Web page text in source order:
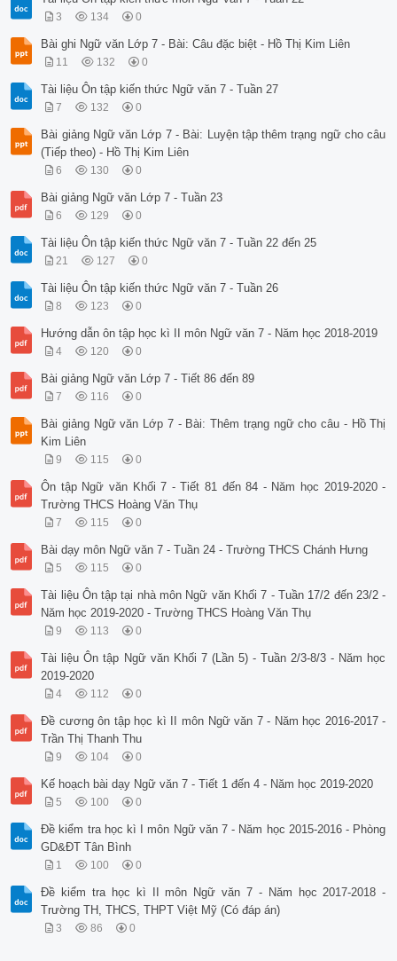
3 134 0
Bài ghi Ngữ văn Lớp 7 - Bài: Câu đặc biệt - Hồ Thị Kim Liên
11 132 0
Tài liệu Ôn tập kiến thức Ngữ văn 7 - Tuần 27
7 132 0
Bài giảng Ngữ văn Lớp 7 - Bài: Luyện tập thêm trạng ngữ cho câu
(Tiếp theo) - Hồ Thị Kim Liên
6 130 0
Bài giảng Ngữ văn Lớp 7 - Tuần 23
6 129 0
Tài liệu Ôn tập kiến thức Ngữ văn 7 - Tuần 22 đến 25
21 127 0
Tài liệu Ôn tập kiến thức Ngữ văn 7 - Tuần 26
8 123 0
Hướng dẫn ôn tập học kì II môn Ngữ văn 7 - Năm học 2018-2019
4 120 0
Bài giảng Ngữ văn Lớp 7 - Tiết 86 đến 89
7 116 0
Bài giảng Ngữ văn Lớp 7 - Bài: Thêm trạng ngữ cho câu - Hồ Thị
Kim Liên
9 115 0
Ôn tập Ngữ văn Khối 7 - Tiết 81 đến 84 - Năm học 2019-2020 -
Trường THCS Hoàng Văn Thụ
7 115 0
Bài dạy môn Ngữ văn 7 - Tuần 24 - Trường THCS Chánh Hưng
5 115 0
Tài liệu Ôn tập tại nhà môn Ngữ văn Khối 7 - Tuần 17/2 đến 23/2 -
Năm học 2019-2020 - Trường THCS Hoàng Văn Thụ
9 113 0
Tài liệu Ôn tập Ngữ văn Khối 7 (Lần 5) - Tuần 2/3-8/3 - Năm học
2019-2020
4 112 0
Đề cương ôn tập học kì II môn Ngữ văn 7 - Năm học 2016-2017 -
Trần Thị Thanh Thu
9 104 0
Kế hoạch bài dạy Ngữ văn 7 - Tiết 1 đến 4 - Năm học 2019-2020
5 100 0
Đề kiểm tra học kì I môn Ngữ văn 7 - Năm học 2015-2016 - Phòng
GD&ĐT Tân Bình
1 100 0
Đề kiểm tra học kì II môn Ngữ văn 7 - Năm học 2017-2018 -
Trường TH, THCS, THPT Việt Mỹ (Có đáp án)
3 86 0